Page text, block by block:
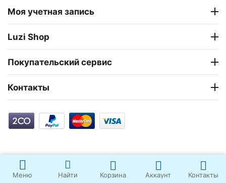
Моя учетная запись
Luzi Shop
Покупательский сервис
Контакты
Меню Найти Корзина Аккаунт Контакты